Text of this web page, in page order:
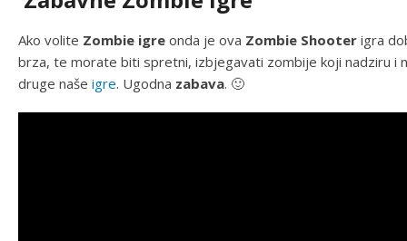
Ako volite Zombie igre onda je ova Zombie Shooter igra
brza, te morate biti spretni, izbjegavati zombije koji nadziru i
druge naše igre. Ugodna zabava. 🙂